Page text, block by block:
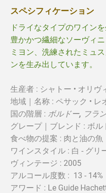
スペシフィケーション
ドライなタイプのワイン
豊かかつ繊細なソーヴィ
ミヨン、洗練されたミュ
ンを生み出しています。
生産者 : シャトー • オリヴ
地域｜名称 : ペサック • レ
国の階​​層 : ボルドー, フラ
グレープ｜ブレンド : ボル
食べ物の提案 : 肉と油の魚
ワインスタイル : 白 - グリ
ヴィンテージ : 2005
アルコール度数 : 13 - 14%
アワード : Le Guide